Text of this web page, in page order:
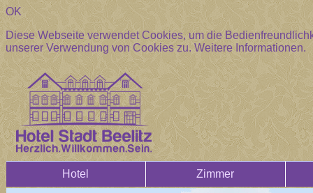
OK
Diese Webseite verwendet Cookies, um die
unserer Verwendung von Cookies zu.Weitere Informationen.
Hotel Zimmer